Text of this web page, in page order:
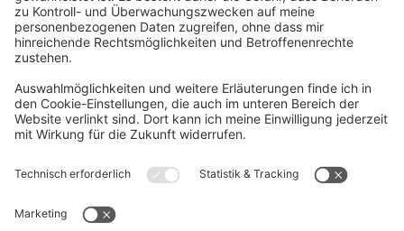
Oft Gesucht
Rund um die Prüfung
Datenschutzerklärung
Widerrufsrecht
Versandinformationen